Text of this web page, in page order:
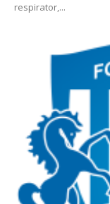
respirator,...